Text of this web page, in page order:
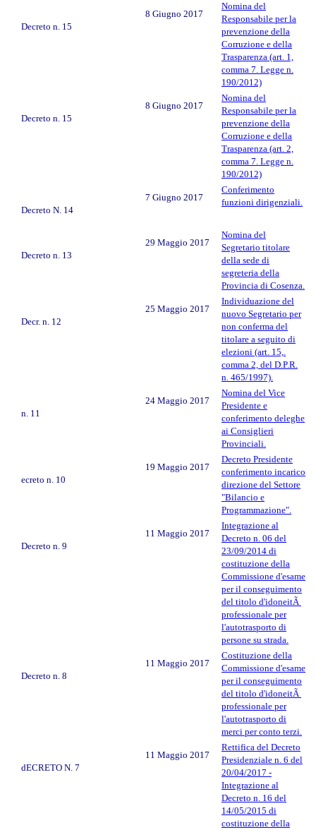
Decreto n. 15
8 Giugno 2017
Nomina del
Responsabile per la
prevenzione della
Corruzione e della
Trasparenza (art. 1,
comma 7. Legge n.
190/2012)
Decreto n. 15
8 Giugno 2017
Nomina del
Responsabile per la
prevenzione della
Corruzione e della
Trasparenza (art. 2,
comma 7. Legge n.
190/2012)
Decreto N. 14
7 Giugno 2017
Conferimento
funzioni dirigenziali.
Decreto n. 13
29 Maggio 2017
Nomina del
Segretario titolare
della sede di
segreteria della
Provincia di Cosenza.
Decr. n. 12
25 Maggio 2017
Individuazione del
nuovo Segretario per
non conferma del
titolare a seguito di
elezioni (art. 15,.
comma 2, del D.P.R.
n. 465/1997).
n. 11
24 Maggio 2017
Nomina del Vice
Presidente e
conferimento deleghe
ai Consiglieri
Provinciali.
ecreto n. 10
19 Maggio 2017
Decreto Presidente
conferimento incarico
direzione del Settore
"Bilancio e
Programmazione".
Decreto n. 9
11 Maggio 2017
Integrazione al
Decreto n. 06 del
23/09/2014 di
costituzione della
Commissione d'esame
per il conseguimento
del titolo d'idoneitÃ
professionale per
l'autotrasporto di
persone su strada.
Decreto n. 8
11 Maggio 2017
Costituzione della
Commissione d'esame
per il conseguimento
del titolo d'idoneitÃ
professionale per
l'autotrasporto di
merci per conto terzi.
dECRETO N. 7
11 Maggio 2017
Rettifica del Decreto
Presidenziale n. 6 del
20/04/2017 -
Integrazione al
Decreto n. 16 del
14/05/2015 di
costituzione della